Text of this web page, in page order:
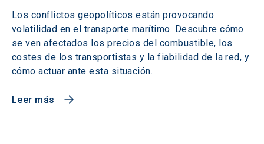
Los conflictos geopolíticos están provocando
volatilidad en el transporte marítimo. Descubre cómo
se ven afectados los precios del combustible, los
costes de los transportistas y la fiabilidad de la red, y
cómo actuar ante esta situación.
Leer más